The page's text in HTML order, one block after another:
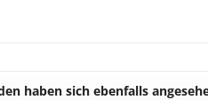
haben sich ebenfalls